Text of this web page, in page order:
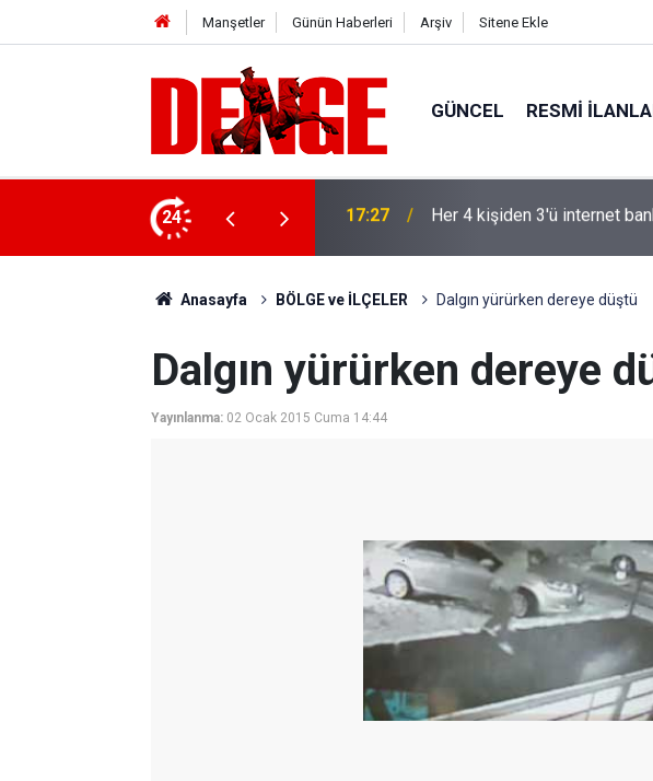
Manşetler Günün Haberleri Arşiv Sitene Ekle
GÜNCEL RESMI
24 17:23 Thorsten Fink yeni sezon
Anasayfa BÖLGE ve İLÇELER Dalgın yürürken dereye düştü
Dalgın yürürken dereye
Yayınlanma: 02 Ocak 2015 Cuma 14:44